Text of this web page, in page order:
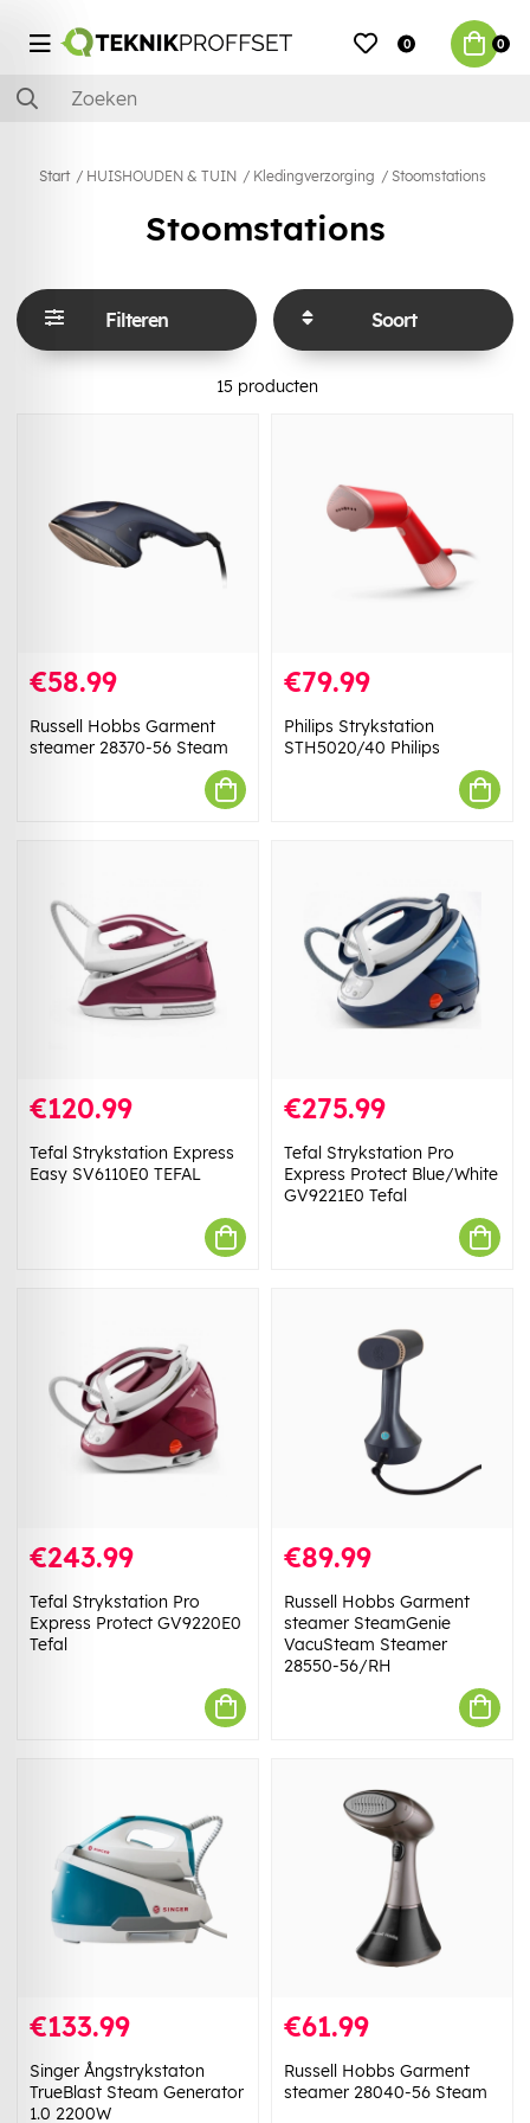
0 0
Start HUISHOUDEN & TUIN Kledingverzorging Stoomstations
Stoomstations
Filteren Soort
15 producten
€58.99
Russell Hobbs Garment
steamer 28370-56 Steam
€79.99
Philips Strykstation
STH5020/40 Philips
€120.99
Tefal Strykstation Express
Easy SV6110E0 TEFAL
€275.99
Tefal Strykstation Pro
Express Protect Blue/White
GV9221E0 Tefal
€243.99
Tefal Strykstation Pro
Express Protect GV9220E0
Tefal
€89.99
Russell Hobbs Garment
steamer SteamGenie
VacuSteam Steamer
28550-56/RH
€133.99
Singer Ångstrykstaton
TrueBlast Steam Generator
1.0 2200W
€61.99
Russell Hobbs Garment
steamer 28040-56 Steam